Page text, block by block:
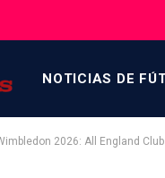
NOTICIAS DE
2026: All England